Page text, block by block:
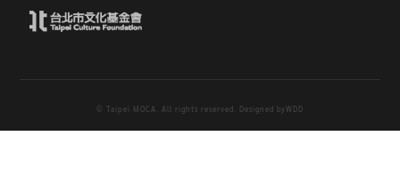
© Taipei MOCA. All rights reserved. Designed byWDD